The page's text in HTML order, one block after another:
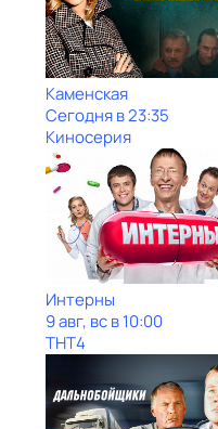
Каменская
Сегодня в 23:35
Киносерия
Интерны
9 авг, вс в 10:00
ТНТ4